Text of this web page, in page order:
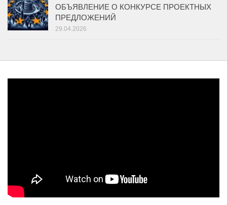
ОБЪЯВЛЕНИЕ О КОНКУРСЕ ПРОЕКТНЫХ
ПРЕДЛОЖЕНИЙ
29.04.2026